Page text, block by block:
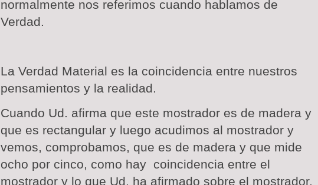
normalmente nos referimos cuando hablamos de
Verdad.
La Verdad Material es la coincidencia entre nuestros
pensamientos y la realidad.
Cuando Ud. afirma que este mostrador es de madera y
que es rectangular y luego acudimos al mostrador y
vemos, comprobamos, que es de madera y que mide
ocho por cinco, como hay coincidencia entre el
mostrador y lo que Ud. ha afirmado sobre el mostrador,